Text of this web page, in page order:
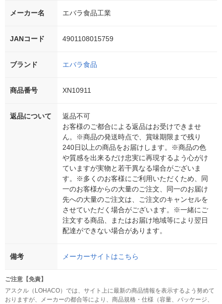
メーカー名 エバラ食品工業
JANコード 4901108015759
ブランド エバラ食品
商品番号 XN10911
返品について
返品不可
お客様のご都合による返品はお受けできませ
ん。※商品の発送時点で、賞味期限まで残り
240日以上の商品をお届けします。※商品の色
や質感を出来るだけ忠実に再現するよう心がけ
ていますが実物と若干異なる場合がございま
す。※多くのお客様にご利用いただくため、同
一のお客様からの大量のご注文、同一のお届け
先への大量のご注文は、ご注文のキャンセルを
させていただく場合がございます。※一緒にご
注文する商品、またはお届け地域等により翌日
配達ができない場合があります。
備考 メーカーサイトはこちら
ご注意【免責】
アスクル（LOHACO）では、サイト上に最新の商品情報を表示するよう努めて
おりますが、メーカーの都合等により、商品規格・仕様（容量、パッケージ、